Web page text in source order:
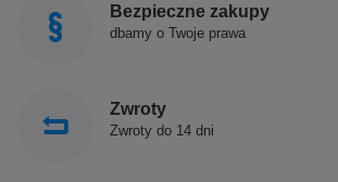
Bezpieczne zakupy
dbamy o Twoje prawa
Zwroty
Zwroty do 14 dni